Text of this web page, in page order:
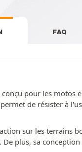
FAQ
conçu pour les
de résister à
sur les
plus, sa